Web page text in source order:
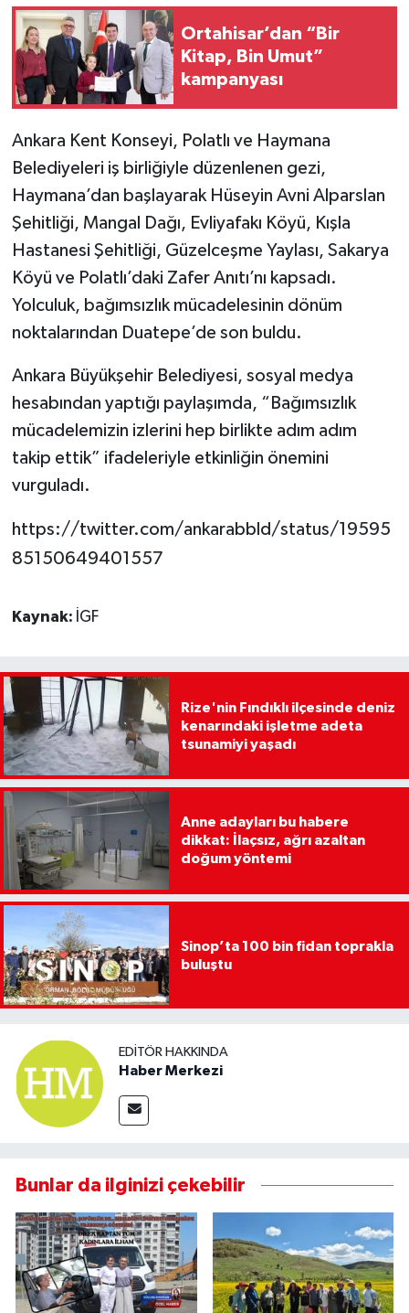
Ortahisar’dan “Bir
Kitap, Bin Umut”
kampanyası
Ankara Kent Konseyi, Polatlı ve Haymana
Belediyeleri iş birliğiyle düzenlenen gezi,
Haymana’dan başlayarak Hüseyin Avni Alparslan
Şehitliği, Mangal Dağı, Evliyafakı Köyü, Kışla
Hastanesi Şehitliği, Güzelceşme Yaylası, Sakarya
Köyü ve Polatlı’daki Zafer Anıtı’nı kapsadı.
Yolculuk, bağımsızlık mücadelesinin dönüm
noktalarından Duatepe’de son buldu.
Ankara Büyükşehir Belediyesi, sosyal medya
hesabından yaptığı paylaşımda, “Bağımsızlık
mücadelemizin izlerini hep birlikte adım adım
takip ettik” ifadeleriyle etkinliğin önemini
vurguladı.
https://twitter.com/ankarabbld/status/19595
85150649401557
Kaynak: İGF
Rize'nin Fındıklı ilçesinde deniz
kenarındaki işletme adeta
tsunamiyi yaşadı
Anne adayları bu habere
dikkat: İlaçsız, ağrı azaltan
doğum yöntemi
Sinop’ta 100 bin fidan toprakla
buluştu
EDITÖR HAKKINDA
Haber Merkezi
Bunlar da ilginizi çekebilir